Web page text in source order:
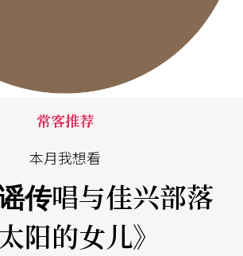
常客推荐
本月我想看
传唱与佳兴部落
太阳的女儿》